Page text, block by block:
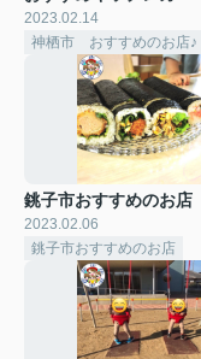
2023.02.14
神栖市 おすすめのお店♪
銚子市おすすめのお店
2023.02.06
銚子市おすすめのお店